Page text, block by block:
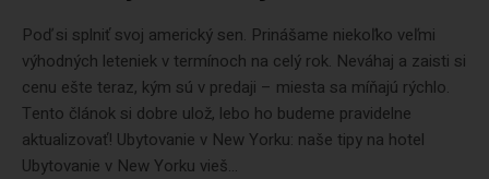
Poď si splniť svoj americký sen. Prinášame niekoľko veľmi
výhodných leteniek v termínoch na celý rok. Neváhaj a zaisti si
cenu ešte teraz, kým sú v predaji – miesta sa míňajú rýchlo.
Tento článok si dobre ulož, lebo ho budeme pravidelne
aktualizovať! Ubytovanie v New Yorku: naše tipy na hotel
Ubytovanie v New Yorku vieš...